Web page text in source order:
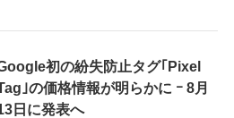
初の紛失防止タグ｢Pixel
｣の価格情報が明らかに ｰ 8月
日に発表へ